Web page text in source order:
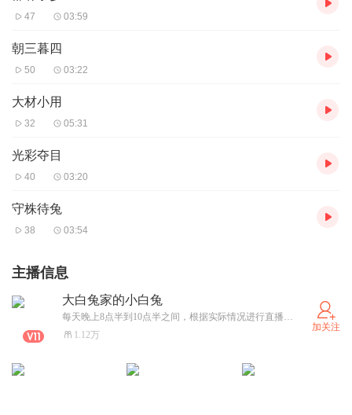
47 03:59
朝三暮四
50 03:22
大材小用
32 05:31
光彩夺目
40 03:20
守株待兔
38 03:54
主播信息
大白兔家的小白兔
每天晚上8点半到10点半之间，根据实际情况进行直播。会读一些自己喜欢的书，欢迎大家一起来分享。
1.12万
加关注